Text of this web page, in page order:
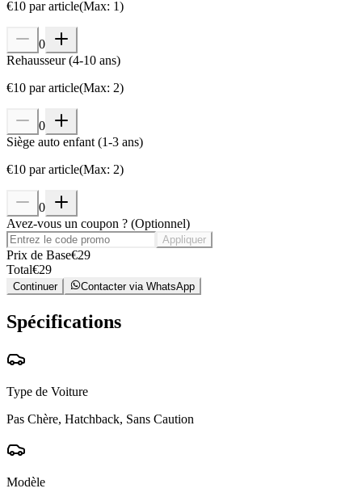
€10 par article(Max: 1)
0
Rehausseur (4-10 ans)
€10 par article(Max: 2)
0
Siège auto enfant (1-3 ans)
€10 par article(Max: 2)
0
Avez-vous un coupon ? (Optionnel)
Appliquer
Prix de Base€29
Total€29
Continuer Contacter via WhatsApp
Spécifications
Type de Voiture
Pas Chère, Hatchback, Sans Caution
Modèle